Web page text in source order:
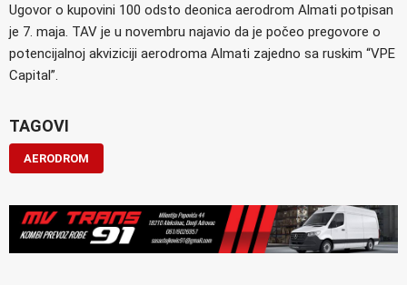
Ugovor o kupovini 100 odsto deonica aerodrom Almati potpisan
je 7. maja. TAV je u novembru najavio da je počeo pregovore o
potencijalnoj akviziciji aerodroma Almati zajedno sa ruskim “VPE
Capital”.
TAGOVI
AERODROM